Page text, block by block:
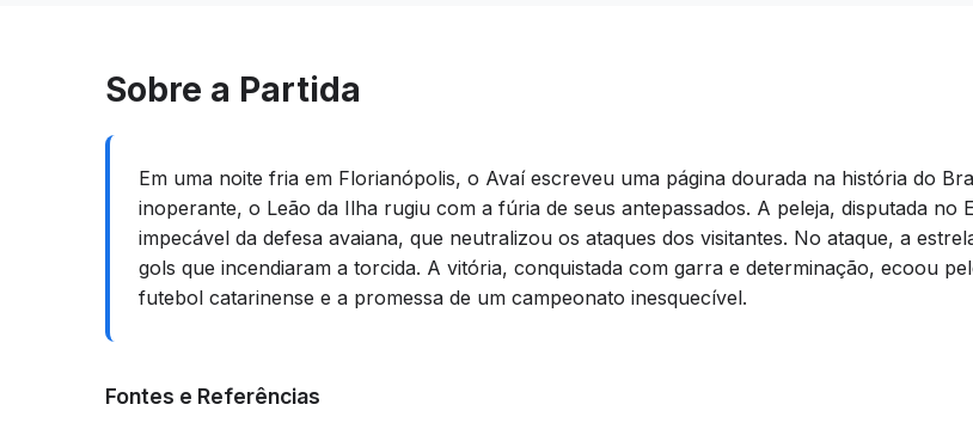
Sobre a Partida
Em uma noite fria em Florianópolis, o Avaí escreveu uma página dourada na história do
inoperante, o Leão da Ilha rugiu com a fúria de seus antepassados. A peleja, disputada no
impecável da defesa avaiana, que neutralizou os ataques dos visitantes. No ataque, a
gols que incendiaram a torcida. A vitória, conquistada com garra e determinação, ecoou
futebol catarinense e a promessa de um campeonato inesquecível.
Fontes e Referências